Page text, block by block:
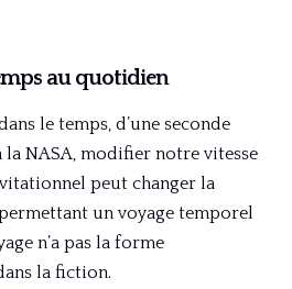
au quotidien
le temps, d’une seconde
la NASA, modifier notre vitesse
peut changer la
un voyage temporel
n’a pas la forme
la fiction.